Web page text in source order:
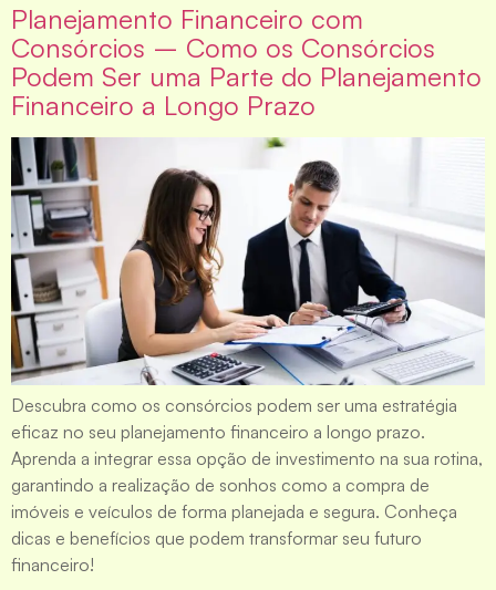
Planejamento Financeiro com
Consórcios – Como os Consórcios
Podem Ser uma Parte do Planejamento
Financeiro a Longo Prazo
Descubra como os consórcios podem ser uma estratégia
eficaz no seu planejamento financeiro a longo prazo.
Aprenda a integrar essa opção de investimento na sua rotina,
garantindo a realização de sonhos como a compra de
imóveis e veículos de forma planejada e segura. Conheça
dicas e benefícios que podem transformar seu futuro
financeiro!